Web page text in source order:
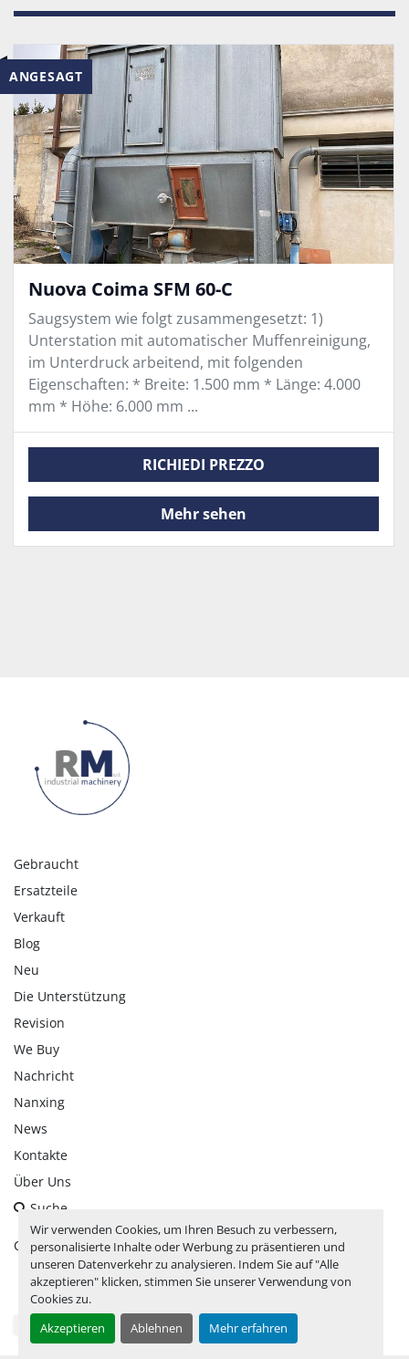
Wir verwenden Cookies, um Ihren Besuch zu verbessern,
personalisierte Inhalte oder Werbung zu präsentieren und
unseren Datenverkehr zu analysieren. Indem Sie auf "Alle
akzeptieren" klicken, stimmen Sie unserer Verwendung von
Cookies zu.
Akzeptieren
Ablehnen Mehr erfahren
ANGESAGT
Nuova Coima SFM 60-C
Saugsystem wie folgt zusammengesetzt: 1)
Unterstation mit automatischer Muffenreinigung,
im Unterdruck arbeitend, mit folgenden
Eigenschaften: * Breite: 1.500 mm * Länge: 4.000
mm * Höhe: 6.000 mm ...
RICHIEDI PREZZO
Mehr sehen
Gebraucht
Ersatzteile
Verkauft
Blog
Neu
Die Unterstützung
Revision
We Buy
Nachricht
Nanxing
News
Kontakte
Über Uns
Suche
Cookie-Einstellungen
facebook
linkedininstagram
whatsapp
youtube